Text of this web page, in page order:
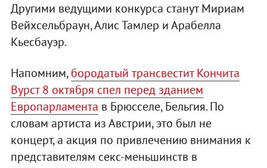
Другими ведущими конкурса станут Мириам
Вейхсельбраун, Алис Тамлер и Арабелла
Кьесбауэр.
Напомним,бородатый трансвестит Кончита
Вурст 8 октября спел перед зданием
Европарламента в Брюсселе, Бельгия. По
словам артиста из Австрии, это был не
концерт, а акция по привлечению внимания к
представителям секс-меньшинств в